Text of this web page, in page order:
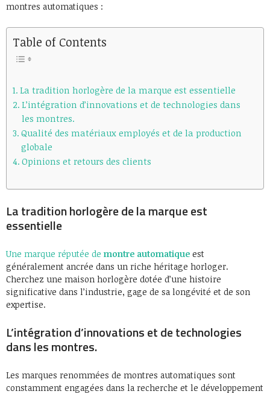
montres automatiques :
Table of Contents
La tradition horlogère de la marque est essentielle
L’intégration d’innovations et de technologies dans
les montres.
Qualité des matériaux employés et de la production
globale
Opinions et retours des clients
La tradition horlogère de la marque est
essentielle
Une marque réputée de montre automatique est
généralement ancrée dans un riche héritage horloger.
Cherchez une maison horlogère dotée d’une histoire
significative dans l’industrie, gage de sa longévité et de son
expertise.
L’intégration d’innovations et de technologies
dans les montres.
Les marques renommées de montres automatiques sont
constamment engagées dans la recherche et le développement